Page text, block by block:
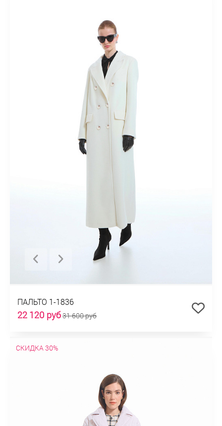
ПАЛЬТО 1-1836
22 120 руб31 600 руб
СКИДКА 30%